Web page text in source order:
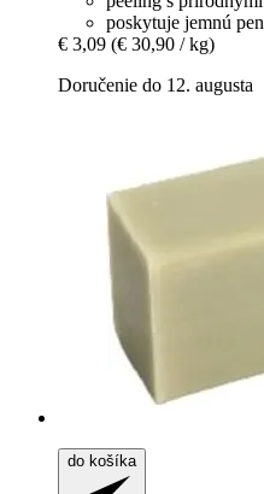
poskytuje jemnú
€ 3,09 (€ 30,90 / kg)
Doručenie do 12. augusta
do košíka